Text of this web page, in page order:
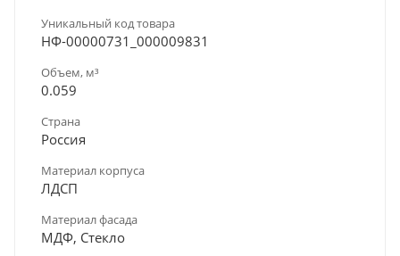
Уникальный код товара
НФ-00000731_000009831
Объем, м³
0.059
Страна
Россия
Материал корпуса
ЛДСП
Материал фасада
МДФ, Стекло